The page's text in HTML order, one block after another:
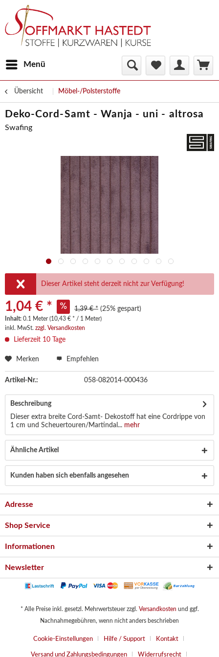
Menü
Übersicht Möbel-/Polsterstoffe
Deko-Cord-Samt - Wanja - uni - altrosa
Swafing
Dieser Artikel steht derzeit nicht zur Verfügung!
1,04 € * 1,39 € * (25% gespart)
Inhalt: 0.1 Meter (10,43 € * / 1 Meter)
inkl. MwSt. zzgl. Versandkosten
Lieferzeit 10 Tage
Merken Empfehlen
Artikel-Nr.: 058-082014-000436
Beschreibung
Dieser extra breite Cord-Samt- Dekostoff hat eine Cordrippe von
1 cm und Scheuertouren/Martindal... mehr
Ähnliche Artikel
Kunden haben sich ebenfalls angesehen
Adresse
Shop Service
Informationen
Newsletter
* Alle Preise inkl. gesetzl. Mehrwertsteuer zzgl. Versandkosten und ggf.
Nachnahmegebühren, wenn nicht anders beschrieben
Cookie-Einstellungen Hilfe / Support Kontakt
Versand und Zahlungsbedingungen Widerrufsrecht